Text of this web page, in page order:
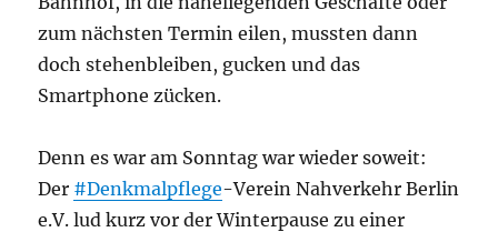
zum nächsten Termin eilen, mussten dann
doch stehenbleiben, gucken und das
Smartphone zücken.
Denn es war am Sonntag war wieder soweit:
Der #Denkmalpflege-Verein Nahverkehr Berlin
e.V. lud kurz vor der Winterpause zu einer